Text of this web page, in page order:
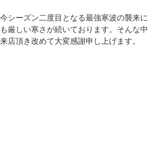
今シーズン二度目となる最強寒波の襲来
も厳しい寒さが続いております。そんな
来店頂き改めて大変感謝申し上げます。